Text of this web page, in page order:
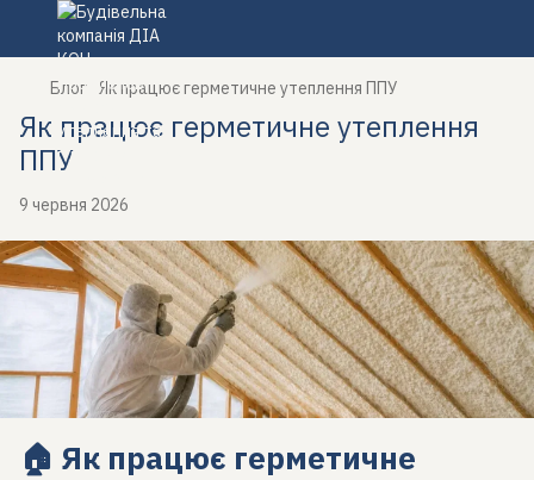
Блог Як працює герметичне утеплення ППУ
Як працює герметичне утеплення
ППУ
9 червня 2026
🏠 Як працює герметичне